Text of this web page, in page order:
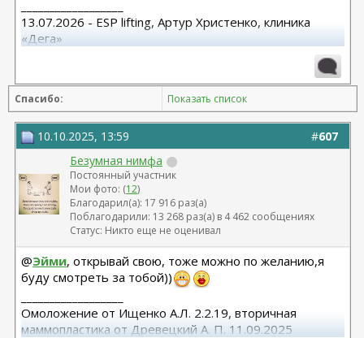
13.07.2026 - ESP lifting, Артур Христенко, клиника
«Дега»
15.10.25 Редукция с подтяжкой Варельджан С.Э.
Спасибо: Показать список
#607
10.10.2025, 13:59
Безумная нимфа
Постоянный участник
Мои фото: (12)
Благодарил(а): 17 916 раз(а)
Поблагодарили: 13 268 раз(а) в 4 462 сообщениях
Статус: Никто еще не оценивал
@Эйми, открывай свою, тоже можно по желанию,я
буду смотреть за тобой))
Омоложение от Ищенко А.Л. 2.2.19, вторичная
маммопластика от Древецкий А. П. 11.09.2025